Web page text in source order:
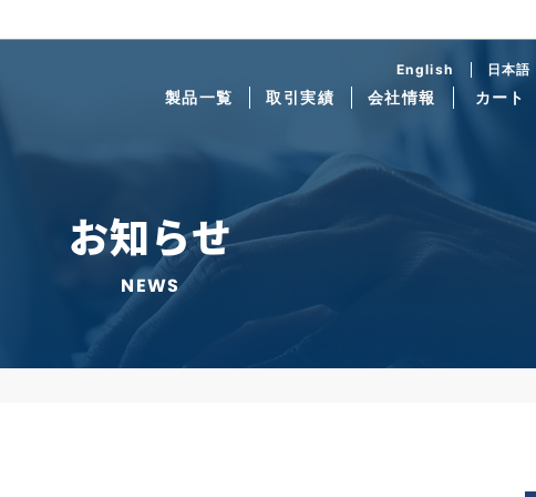
English 日本語
製品一覧 取引実績 会社情報 カート
お知らせ
NEWS